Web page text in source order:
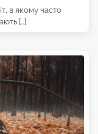
в якому часто
[…]